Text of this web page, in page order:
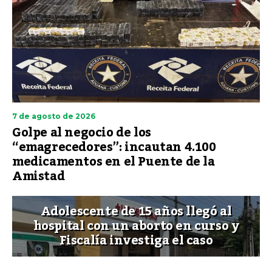
7 de agosto de 2026
Golpe al negocio de los
“emagrecedores”: incautan 4.100
medicamentos en el Puente de la
Amistad
Adolescente de 15 años llegó al
hospital con un aborto en curso y
Fiscalía investiga el caso